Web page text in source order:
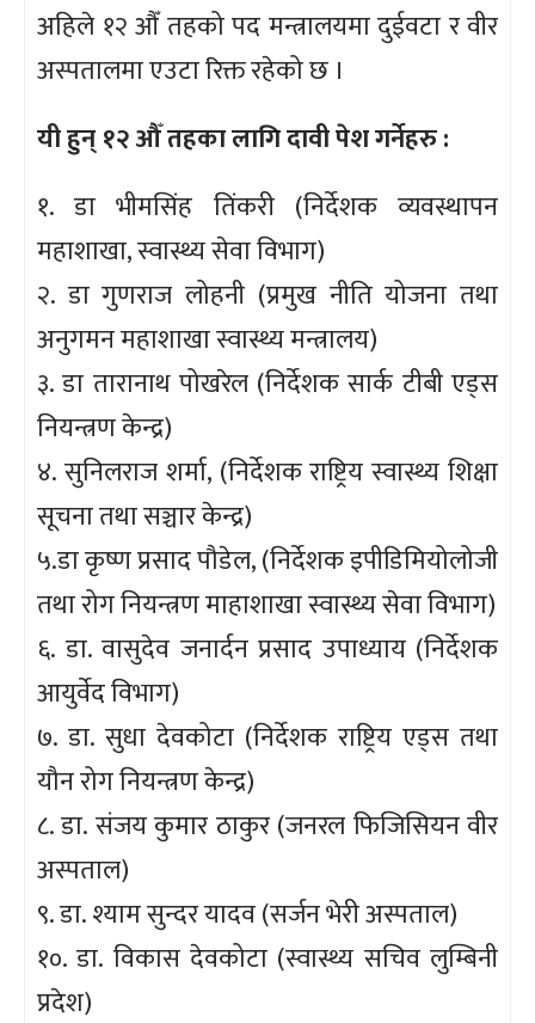
अहिले १२ औँ तहको पद मन्त्रालयमा दुईवटा र वीर
अस्पतालमा एउटा रिक्त रहेको छ ।
यी हुन् १२ औँ तहका लागि दावी पेश गर्नेहरु :
१. डा भीमसिंह तिंकरी (निर्देशक व्यवस्थापन
महाशाखा, स्वास्थ्य सेवा विभाग)
२. डा गुणराज लोहनी (प्रमुख नीति योजना तथा
अनुगमन महाशाखा स्वास्थ्य मन्त्रालय)
३. डा तारानाथ पोखरेल (निर्देशक सार्क टीबी एड्स
नियन्त्रण केन्द्र)
४. सुनिलराज शर्मा, (निर्देशक राष्ट्रिय स्वास्थ्य शिक्षा
सूचना तथा सञ्चार केन्द्र)
५.डा कृष्ण प्रसाद पौडेल, (निर्देशक इपीडिमियोलोजी
तथा रोग नियन्त्रण माहाशाखा स्वास्थ्य सेवा विभाग)
६. डा. वासुदेव जनार्दन प्रसाद उपाध्याय (निर्देशक
आयुर्वेद विभाग)
७. डा. सुधा देवकोटा (निर्देशक राष्ट्रिय एड्स तथा
यौन रोग नियन्त्रण केन्द्र)
८. डा. संजय कुमार ठाकुर (जनरल फिजिसियन वीर
अस्पताल)
९. डा. श्याम सुन्दर यादव (सर्जन भेरी अस्पताल)
१०. डा. विकास देवकोटा (स्वास्थ्य सचिव लुम्बिनी
प्रदेश)